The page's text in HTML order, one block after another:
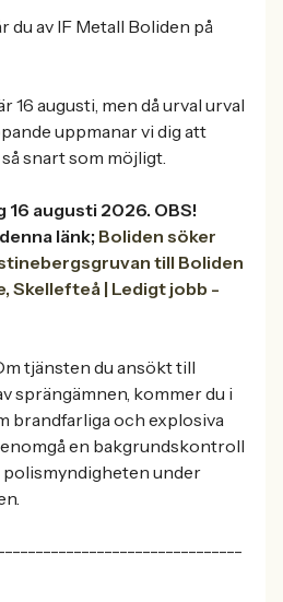
du av IF Metall Boliden på
16 augusti, men då urval urval
uppmanar vi dig att
snart som möjligt.
augusti 2026. OBS!
länk; Boliden söker
till Boliden
Skellefteå | Ledigt jobb -
tjänsten du ansökt till
sprängämnen, kommer du i
brandfarliga och explosiva
en bakgrundskontroll
under